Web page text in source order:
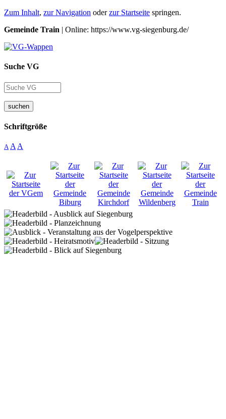
Zum Inhalt, zur Navigation oderzur Startseite springen.
Gemeinde Train | Online: https://www.vg-siegenburg.de/
Suche VG
suchen
Schriftgröße
A A A